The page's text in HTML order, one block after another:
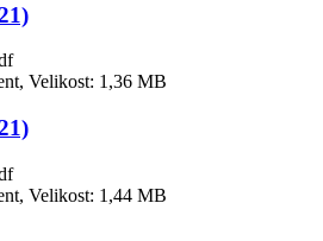
Velikost: 1,36 MB
Velikost: 1,44 MB